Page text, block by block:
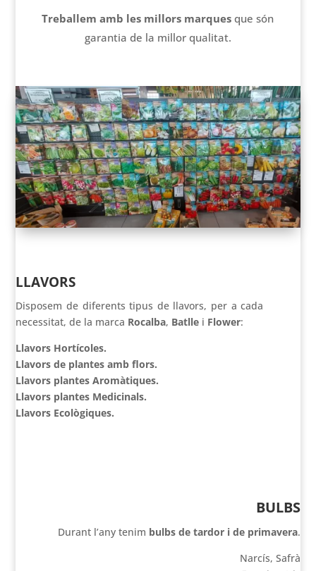
___________________________
VER EN ESPAÑOL
Treballem amb les millors marques que són
garantia de la millor qualitat.
LLAVORS
Disposem de diferents tipus de llavors, per a cada
necessitat, de la marca Rocalba, Batlle i Flower:
Llavors Hortícoles.
Llavors de plantes amb flors.
Llavors plantes Aromàtiques.
Llavors plantes Medicinals.
Llavors Ecològiques.
BULBS
Durant l’any tenim bulbs de tardor i de primavera.
Narcís, Safrà